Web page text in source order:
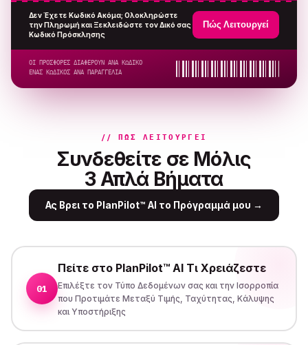
Δεν Έχετε Κωδικό Ακόμα; Ολοκληρώστε
την Πληρωμή και Ξεκλειδώστε τον Δικό σας
Κωδικό Πρόσκλησης
Πώς Λειτουργεί
ΟΙ ΠΡΟΣΦΟΡΕΣ ΔΙΑΦΕΡΟΥΝ ΑΝΑ ΚΩΔΙΚΟ
ΕΝΑΣ ΚΩΔΙΚΟΣ ΑΝΑ ΠΑΡΑΓΓΕΛΙΑ
// ΠΏΣ ΛΕΙΤΟΥΡΓΕΊ
Συνδεθείτε σε Μόλις
3 Απλά Βήματα
Ας Βρει το PlanPilot™ AI το Πρόγραμμά μου →
01
Πείτε στο PlanPilot™ AI Τι Χρειάζεστε
Επιλέξτε τον Τύπο Δεδομένων σας και την Ισορροπία
που Προτιμάτε Μεταξύ Τιμής, Ταχύτητας, Κάλυψης
και Υποστήριξης